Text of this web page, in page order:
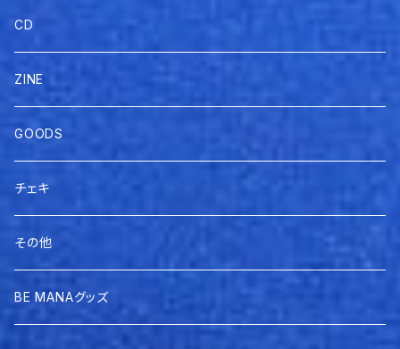
CD
ZINE
GOODS
チェキ
その他
BE MANAグッズ